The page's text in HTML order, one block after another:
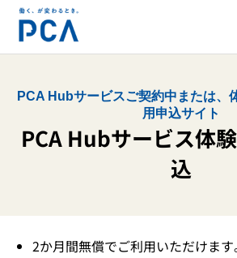
PCA Hubサービスご契約中または、
用申込サイト
PCA Hubサービス体
込
2か月間無償でご利用いただけます